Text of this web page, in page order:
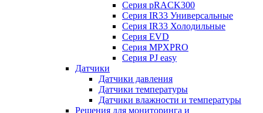
Серия pRACK300
Серия IR33 Универсальные
Серия IR33 Холодильные
Серия EVD
Серия MPXPRO
Серия PJ easy
Датчики
Датчики давления
Датчики температуры
Датчики влажности и температуры
Решения для мониторинга и